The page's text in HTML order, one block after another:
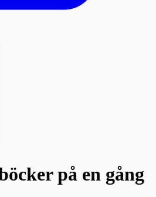
på en gång